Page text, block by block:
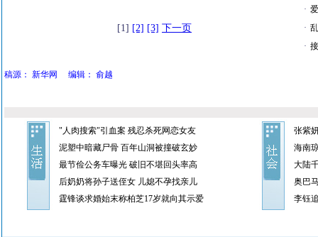
[1] [2] [3] 下一页
·
·
·
稿源： 新华网 编辑： 俞越
"人肉搜索"引血案 残忍杀死网恋女友
泥塑中暗藏尸骨 百年山洞被撞破玄妙
最节俭公务车曝光 破旧不堪回头率高
后奶奶将孙子送侄女 儿媳不孕找亲儿
霆锋谈求婚始末称柏芝17岁就向其示爱
张紫
海南
大陆
奥巴
李钰